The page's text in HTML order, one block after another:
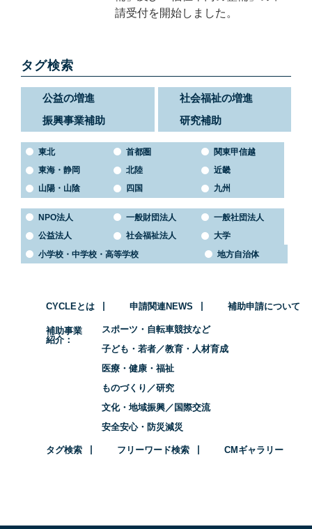
請受付を開始しました。
タグ検索
公益の増進
社会福祉の増進
振興事業補助
研究補助
東北 首都圏
関東甲信越
東海・静岡
北陸
近畿
山陽・山陰
四国 九州
NPO法人 一般財団法人
一般社団法人
公益法人
社会福祉法人
大学
小学校・中学校・高等学校
地方自治体
CYCLEとは 申請関連NEWS 補助申請について
補助事業
紹介
スポーツ・自転車競技など
子ども・若者／教育・人材育成
医療・健康・福祉
ものづくり／研究
文化・地域振興／国際交流
安全安心・防災減災
タグ検索 フリーワード検索 CMギャラリー